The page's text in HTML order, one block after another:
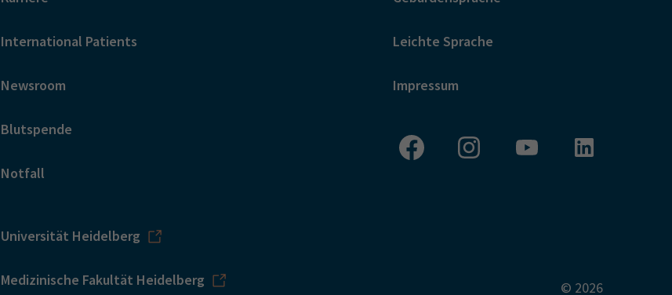
International Patients
Newsroom
Blutspende
Notfall
Universität Heidelberg
Medizinische Fakultät Heidelberg
Leichte Sprache
Impressum
© 2026